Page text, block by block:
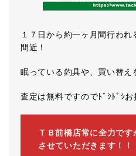
１７日から約一ヶ月間行わ
間近！
眠っている釣具や、買い替え
査定は無料ですのでﾄﾞｼﾄﾞｼお
ＴＢ前橋店常に全力で
させていただきます！！